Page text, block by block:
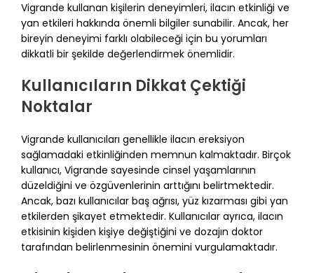
Vigrande kullanan kişilerin deneyimleri, ilacın etkinliği ve
yan etkileri hakkında önemli bilgiler sunabilir. Ancak, her
bireyin deneyimi farklı olabileceği için bu yorumları
dikkatli bir şekilde değerlendirmek önemlidir.
Kullanıcıların Dikkat Çektiği
Noktalar
Vigrande kullanıcıları genellikle ilacın ereksiyon
sağlamadaki etkinliğinden memnun kalmaktadır. Birçok
kullanıcı, Vigrande sayesinde cinsel yaşamlarının
düzeldiğini ve özgüvenlerinin arttığını belirtmektedir.
Ancak, bazı kullanıcılar baş ağrısı, yüz kızarması gibi yan
etkilerden şikayet etmektedir. Kullanıcılar ayrıca, ilacın
etkisinin kişiden kişiye değiştiğini ve dozajın doktor
tarafından belirlenmesinin önemini vurgulamaktadır.